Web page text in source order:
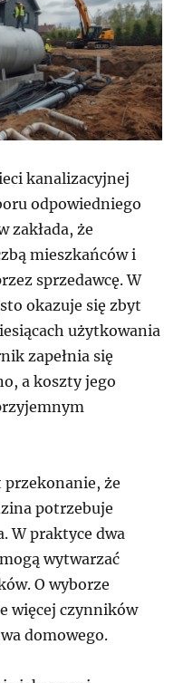
kanalizacyjnej
odpowiedniego
zakłada, że
mieszkańców i
sprzedawcę. W
okazuje się zbyt
użytkowania
zapełnia się
a koszty jego
przekonanie, że
potrzebuje
W praktyce dwa
wytwarzać
O wyborze
więcej czynników
domowego.